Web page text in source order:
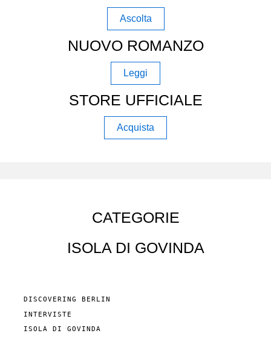
Ascolta
NUOVO ROMANZO
Leggi
STORE UFFICIALE
Acquista
CATEGORIE
ISOLA DI GOVINDA
DISCOVERING BERLIN
INTERVISTE
ISOLA DI GOVINDA